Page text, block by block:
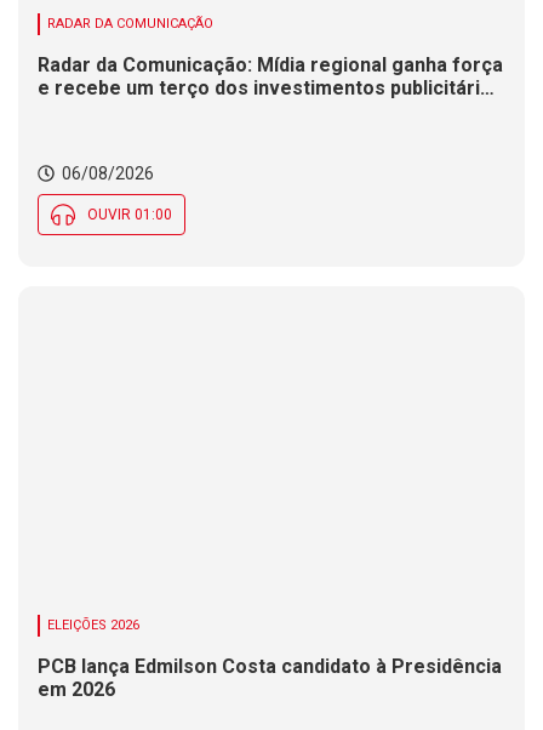
RADAR DA COMUNICAÇÃO
Radar da Comunicação: Mídia regional ganha força
e recebe um terço dos investimentos publicitários
06/08/2026
OUVIR 01:00
ELEIÇÕES 2026
PCB lança Edmilson Costa candidato à Presidência
em 2026